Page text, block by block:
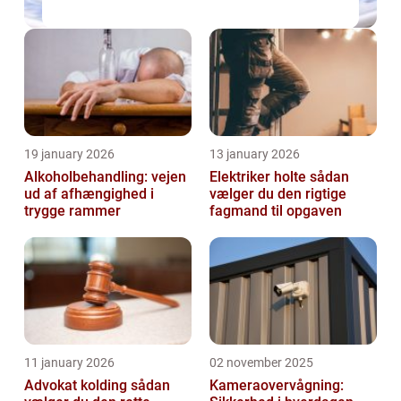
19 january 2026
Alkoholbehandling: vejen
ud af afhængighed i
trygge rammer
13 january 2026
Elektriker holte sådan
vælger du den rigtige
fagmand til opgaven
11 january 2026
Advokat kolding sådan
02 november 2025
Kameraovervågning: